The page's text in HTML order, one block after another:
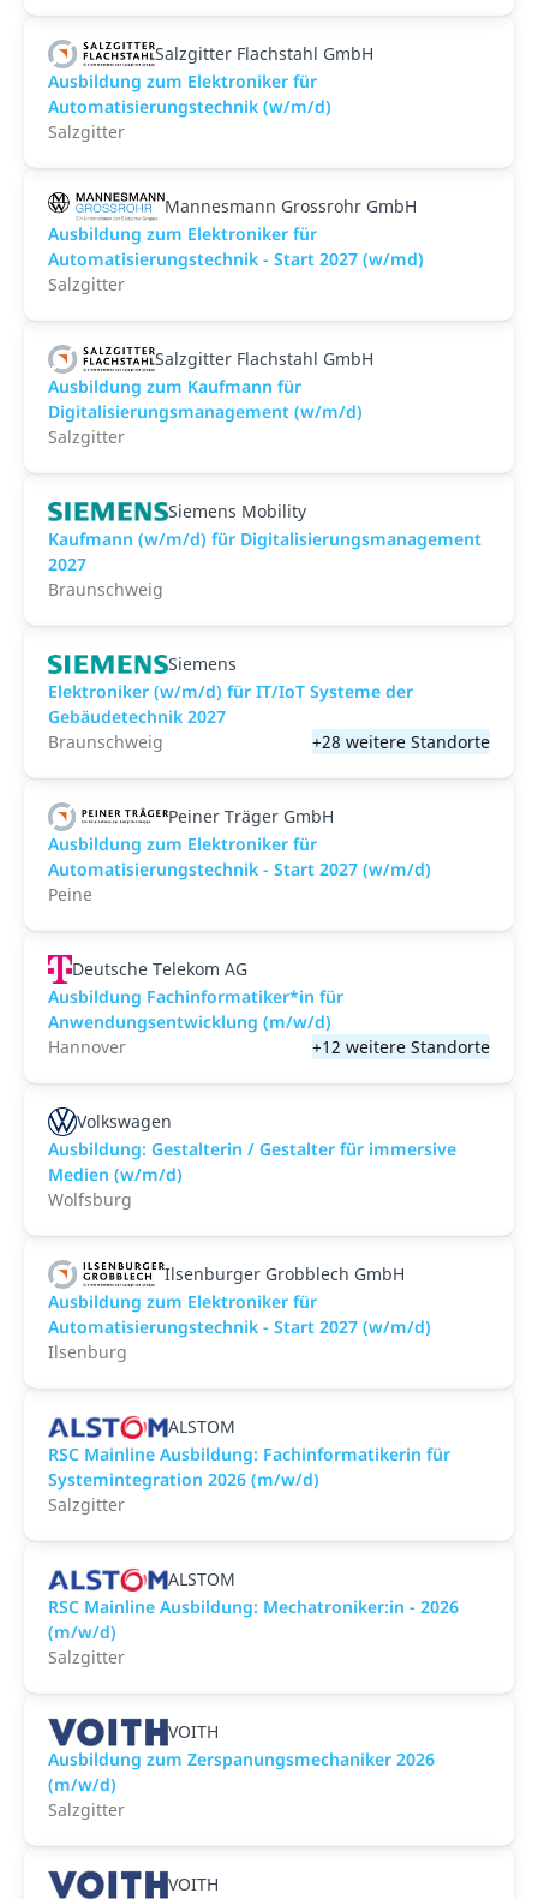
Salzgitter Flachstahl GmbH
Ausbildung zum Elektroniker für
Automatisierungstechnik (w/m/d)
Salzgitter
Mannesmann Grossrohr GmbH
Ausbildung zum Elektroniker für
Automatisierungstechnik - Start 2027 (w/md)
Salzgitter
Salzgitter Flachstahl GmbH
Ausbildung zum Kaufmann für
Digitalisierungsmanagement (w/m/d)
Salzgitter
Siemens Mobility
Kaufmann (w/m/d) für Digitalisierungsmanagement
2027
Braunschweig
Siemens
Elektroniker (w/m/d) für IT/IoT Systeme der
Gebäudetechnik 2027
Braunschweig
+28 weitere Standorte
Peiner Träger GmbH
Ausbildung zum Elektroniker für
Automatisierungstechnik - Start 2027 (w/m/d)
Peine
Deutsche Telekom AG
Ausbildung Fachinformatiker*in für
Anwendungsentwicklung (m/w/d)
Hannover
+12 weitere Standorte
Volkswagen
Ausbildung: Gestalterin / Gestalter für immersive
Medien (w/m/d)
Wolfsburg
Ilsenburger Grobblech GmbH
Ausbildung zum Elektroniker für
Automatisierungstechnik - Start 2027 (w/m/d)
Ilsenburg
ALSTOM
RSC Mainline Ausbildung: Fachinformatikerin für
Systemintegration 2026 (m/w/d)
Salzgitter
ALSTOM
RSC Mainline Ausbildung: Mechatroniker:in - 2026
(m/w/d)
Salzgitter
VOITH
Ausbildung zum Zerspanungsmechaniker 2026
(m/w/d)
Salzgitter
VOITH